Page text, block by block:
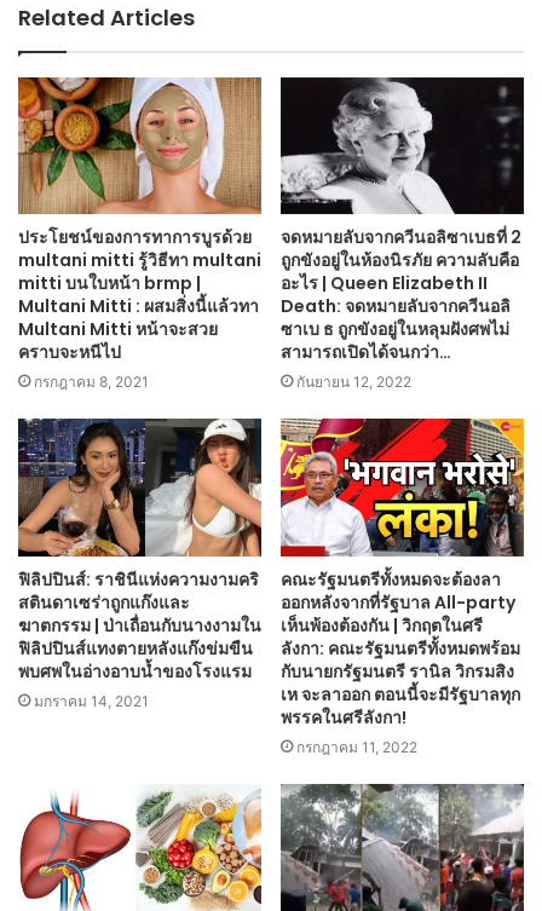
Related Articles
ประโยชน์ของการทาการบูรด้วย
multani mitti รู้วิธีทา multani
mitti บนใบหน้า brmp |
Multani Mitti : ผสมสิ่งนี้แล้วทา
Multani Mitti หน้าจะสวย
คราบจะหนีไป
กรกฎาคม 8, 2021
จดหมายลับจากควีนอลิซาเบธที่ 2
ถูกขังอยู่ในห้องนิรภัย ความลับคือ
อะไร | Queen Elizabeth II
Death: จดหมายลับจากควีนอลิ
ซาเบ ธ ถูกขังอยู่ในหลุมฝังศพไม่
สามารถเปิดได้จนกว่า…
กันยายน 12, 2022
ฟิลิปปินส์: ราชินีแห่งความงามคริ
สตินดาเซร่าถูกแก๊งและ
ฆาตกรรม | ป่าเถื่อนกับนางงามใน
ฟิลิปปินส์แทงตายหลังแก๊งข่มขืน
พบศพในอ่างอาบน้ำของโรงแรม
มกราคม 14, 2021
คณะรัฐมนตรีทั้งหมดจะต้องลา
ออกหลังจากที่รัฐบาล All-party
เห็นพ้องต้องกัน | วิกฤตในศรี
ลังกา: คณะรัฐมนตรีทั้งหมดพร้อม
กับนายกรัฐมนตรี รานิล วิกรมสิง
เห จะลาออก ตอนนี้จะมีรัฐบาลทุก
พรรคในศรีลังกา!
กรกฎาคม 11, 2022